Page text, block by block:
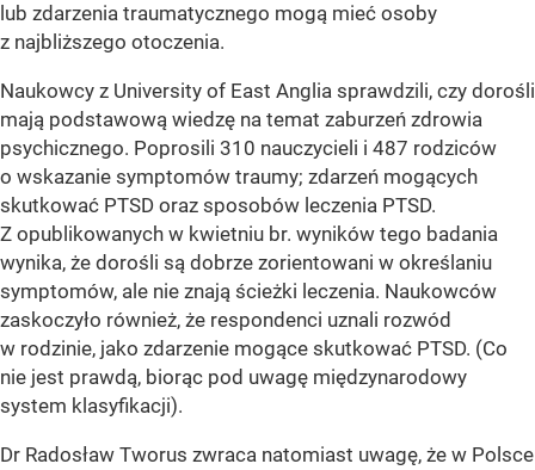
lub zdarzenia traumatycznego mogą mieć osoby
z najbliższego otoczenia.
Naukowcy z University of East Anglia sprawdzili, czy dorośli
mają podstawową wiedzę na temat zaburzeń zdrowia
psychicznego. Poprosili 310 nauczycieli i 487 rodziców
o wskazanie symptomów traumy; zdarzeń mogących
skutkować PTSD oraz sposobów leczenia PTSD.
Z opublikowanych w kwietniu br. wyników tego badania
wynika, że dorośli są dobrze zorientowani w określaniu
symptomów, ale nie znają ścieżki leczenia. Naukowców
zaskoczyło również, że respondenci uznali rozwód
w rodzinie, jako zdarzenie mogące skutkować PTSD. (Co
nie jest prawdą, biorąc pod uwagę międzynarodowy
system klasyfikacji).
Dr Radosław Tworus zwraca natomiast uwagę, że w Polsce